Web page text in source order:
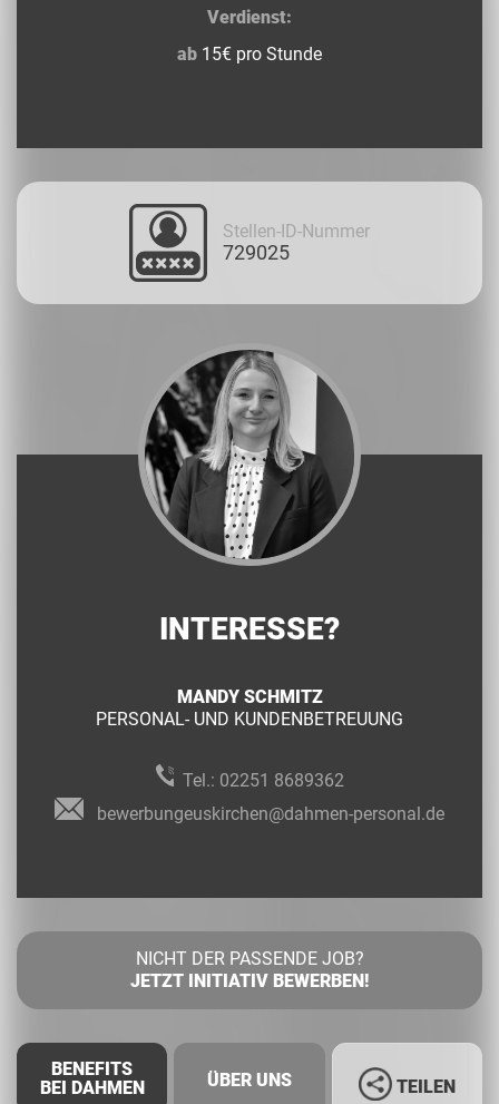
Verdienst:
ab 15€ pro Stunde
Stellen-ID-Nummer
729025
INTERESSE?
MANDY SCHMITZ
PERSONAL- UND KUNDENBETREUUNG
Tel.: 02251 8689362
bewerbungeuskirchen@dahmen-personal.de
NICHT DER PASSENDE JOB?
JETZT INITIATIV BEWERBEN!
BENEFITS
BEI DAHMEN
ÜBER UNS TEILEN